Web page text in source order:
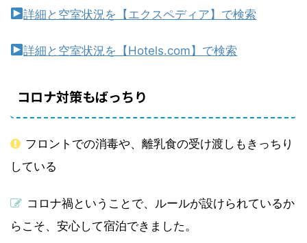
詳細と空室状況を【エクスペディア】で検索
詳細と空室状況を【Hotels.com】で検索
コロナ対策もばっちり
フロントでの消毒や、離乳食の受け渡しもきっちり
している
コロナ禍ということで、ルールが設けられているか
らこそ、安心して宿泊できました。